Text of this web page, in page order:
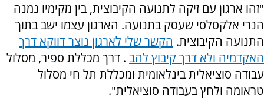
"זהו ארגון עם זיקה לתנועה הקיבוצית, בין מקימיו נמנה
הנרי אלקסלסי שעסק בתנועה. הארגון עצמו ישב בתוך
התנועה הקיבוצית. הקשר שלי לארגון נוצר דווקא דרך
האקדמיה ולא דרך קיבוץ להב . דרך מכללת ספיר, מסלול
עבודה סוציאלית בינלאומית ומכללת תל חי מסלול
טראומה ולחץ בעבודה סוציאלית".